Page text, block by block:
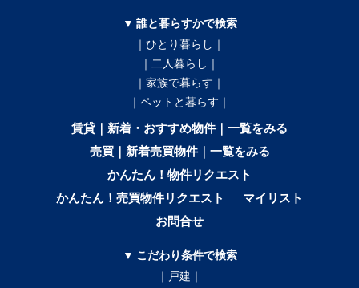
▼ 誰と暮らすかで検索
｜ひとり暮らし｜
｜二人暮らし｜
｜家族で暮らす｜
｜ペットと暮らす｜
賃貸｜新着・おすすめ物件｜一覧をみる
売買｜新着売買物件｜一覧をみる
かんたん！物件リクエスト
かんたん！売買物件リクエスト
マイリスト
お問合せ
▼ こだわり条件で検索
｜戸建｜